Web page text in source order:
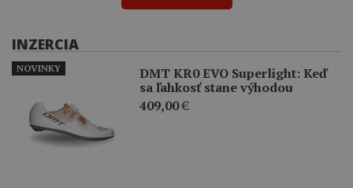
INZERCIA
DMT KR0 EVO Superlight: Keď
sa ľahkosť stane výhodou
409,00€
NOVINKY